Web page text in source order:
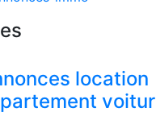
location